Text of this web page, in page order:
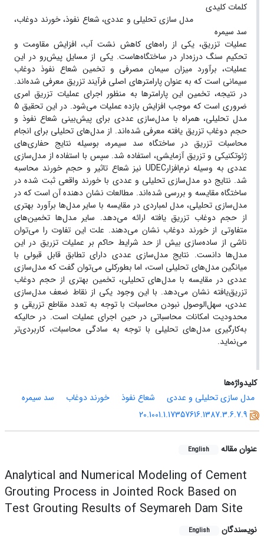
کلمات کلیدی
مدل سازی تحلیلی و عددی، شعاع نفوذ، خورند دوغاب،
سد سیمره
عملیات تزریق، یکی از راه‌های کاهش نشت آب، افزایش مقاومت و
تحکیم سنگ درزه‌دار در ساختگاه‌هاست. یکی از مسایل پیش‌رو در این
عملیات، برآورد میزان سیمان مصرفی و تخمین شعاع نفوذ دوغاب
سیمانی است که به عنوان پارامترهای اصلی فرآیند تزریق معرفی شده‌اند.
در نتیجه، تخمین این پارامترها به منظور اجرای عملیات تزریق امری
ضروری است که موجب افزایش بازده عملیات می‌شود. در این تحقیق 5
مدل تحلیلی، همراه با مدل‌سازی عددی برای پیش‌بینی شعاع نفوذ و
حجم دوغاب تزریق‌ یافته معرفی شده‌اند. از مدل‌های تحلیلی برای انجام
محاسبات تزریق در ساختگاه سد سیمره، بوسیله‌ نتایج حفاری‌های
ژئوتکنیکی و تزریق آزمایشی، استفاده شد. سپس با استفاده از مدل‌سازی
عددی به وسیله‌ نرم‌افزارUDEC نیز شعاع تاثیر و حجم خورند محاسبه
شد. نتایج دو مدل‌سازی تحلیلی و عددی با خورند واقعی ثبت شده در
ساختگاه مقایسه و بررسی شده‌اند. مطالعات نشان دهنده‌ آن است که در
مدل‌سازی تحلیلی، مدل لمباردی در مقایسه با سایر مدل‌ها برآورد بهتری
از حجم دوغاب تزریق یافته ارائه می‌دهد. سایر مدل‌ها تخمین‌های
متفاوتی از خورند دوغاب نشان می‌دهند. علت این تفاوت را می‌توان
ناشی از ساده‌سازی بیش از حد شرایط حاکم بر عملیات تزریق در این
مدل‌ها دانست. نتایج مدل‌سازی عددی دارای تطابق قابل قبولی با
میانگین ‌مدل‌های تحلیلی است، اما بطورکلی می‌توان گفت که مدل‌سازی
عددی در مقایسه با مدل‌های تحلیلی، تخمین بهتری از حجم دوغاب
تزریق‌یافته نشان می‌دهد. با این وجود یکی از نقاط ضعف مدل‌سازی
عددی، سهل‌الوصول نبودن محاسبات با توجه به تعدد مقاطع تزریقی و
محدودیت امکانات محاسباتی در حین اجرای عملیات است. در حالیکه
به‌کارگیری مدل‌های تحلیلی با توجه به سادگی محاسبات، کاربردی‌تر
می‌نماید.
کلیدواژه‌ها
مدل سازی تحلیلی و عددی
شعاع نفوذ خورند دوغاب
سد سیمره
20.1001.1.17357616.1387.3.6.7.9
عنوان مقاله English
Analytical and Numerical Modeling of Cement
Grouting Process in Jointed Rock Based on
Test Grouting Results of Seymareh Dam Site
نویسندگان English